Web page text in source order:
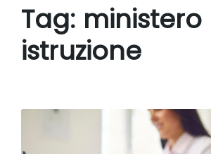
Tag: ministero
istruzione